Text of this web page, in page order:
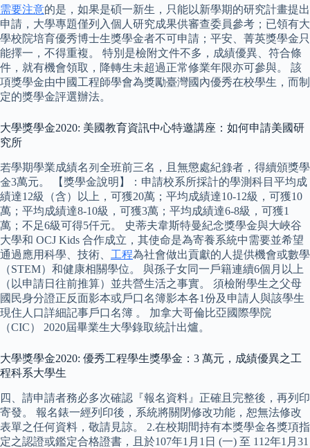
需要注意的是，如果是碩一新生，只能以新學期的研究計畫提出
申請，大學專題僅列入個人研究成果供審查委員參考；已領有大
學校院培育優秀博士生獎學金者不可申請；平安、菁英獎學金只
能擇一，不得重複。 特別是檢附文件不多，成績優異、符合條
件，就有機會領取，降轉生未超過正常修業年限亦可參與。 該
項獎學金由中國工程師學會為獎勵臺灣國內優秀在校學生，而制
定的獎學金評選辦法。
大學獎學金2020: 美國教育資訊中心特邀講座：如何申請美國研
究所
若學期學業成績名列全班前三名，且無懲處紀錄者，得續頒獎學
金3萬元。 【獎學金說明】：申請校系所採計的學測科目平均成
績達12級（含）以上，可獲20萬；平均成績達10-12級，可獲10
萬；平均成績達8-10級，可獲3萬；平均成績達6-8級，可獲1
萬；不足6級可得5仟元。 史蒂夫韋斯特曼紀念獎學金與大峽谷
大學和 OCJ Kids 合作成立，其使命是為寄養系統中需要並希望
通過應用科學、技術、 工程為社會做出貢獻的人提供機會或數學
（STEM）和健康相關學位。 與孫子女同一戶籍連續6個月以上
（以申請日往前推算）並共營生活之事實。 須檢附學生之父母
國民身分證正反面影本或戶口名簿影本各1份及申請人與該學生
現住人口詳細記事戶口名簿 。 加拿大哥倫比亞國際學院
（CIC） 2020屆畢業生大學錄取統計出爐。
大學獎學金2020: 優秀工程學生獎學金：3 萬元，成績優異之工
程科系大學生
四、請申請者務必多次確認『報名資料』正確且完整後，再列印
寄發。 報名錶一經列印後，系統將關閉修改功能，恕無法修改
表單之任何資料，敬請見諒。 2.在校期間持有本獎學金各獎項指
定之認證或鑑定合格證書，且於107年1月1日 (一) 至 112年1月31